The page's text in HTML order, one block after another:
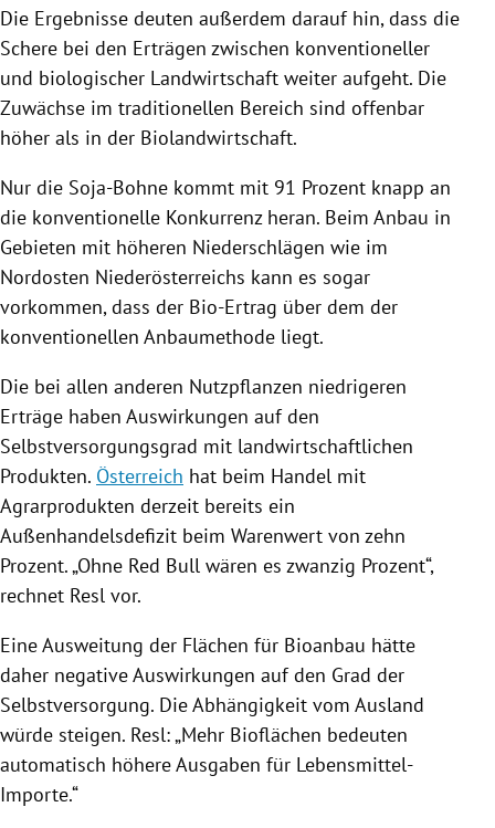
Die Ergebnisse deuten außerdem darauf hin, dass die
Schere bei den Erträgen zwischen konventioneller
und biologischer Landwirtschaft weiter aufgeht. Die
Zuwächse im traditionellen Bereich sind offenbar
höher als in der Biolandwirtschaft.
Nur die Soja-Bohne kommt mit 91 Prozent knapp an
die konventionelle Konkurrenz heran. Beim Anbau in
Gebieten mit höheren Niederschlägen wie im
Nordosten Niederösterreichs kann es sogar
vorkommen, dass der Bio-Ertrag über dem der
konventionellen Anbaumethode liegt.
Die bei allen anderen Nutzpflanzen niedrigeren
Erträge haben Auswirkungen auf den
Selbstversorgungsgrad mit landwirtschaftlichen
Produkten. Österreich hat beim Handel mit
Agrarprodukten derzeit bereits ein
Außenhandelsdefizit beim Warenwert von zehn
Prozent. „Ohne Red Bull wären es zwanzig Prozent“,
rechnet Resl vor.
EineAusweitung der Flächen für Bioanbau hätte
daher negative Auswirkungen auf den Grad der
Selbstversorgung. Die Abhängigkeit vom Ausland
würde steigen. Resl: „Mehr Bioflächen bedeuten
automatisch höhere Ausgaben für Lebensmittel-
Importe.“